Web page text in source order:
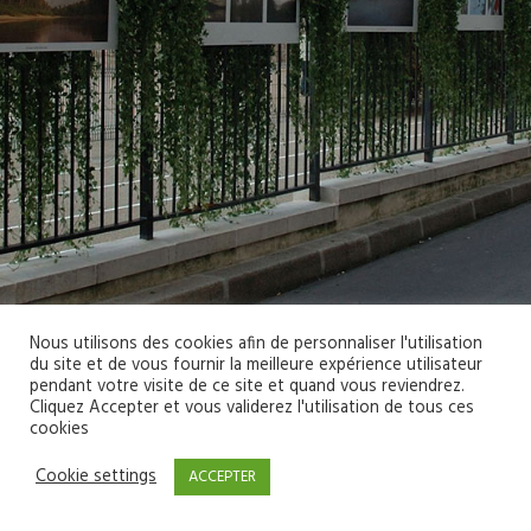
Nous utilisons des cookies afin de personnaliser l'utilisation
du site et de vous fournir la meilleure expérience utilisateur
pendant votre visite de ce site et quand vous reviendrez.
Cliquez Accepter et vous validerez l'utilisation de tous ces
cookies
Cookie settings
ACCEPTER